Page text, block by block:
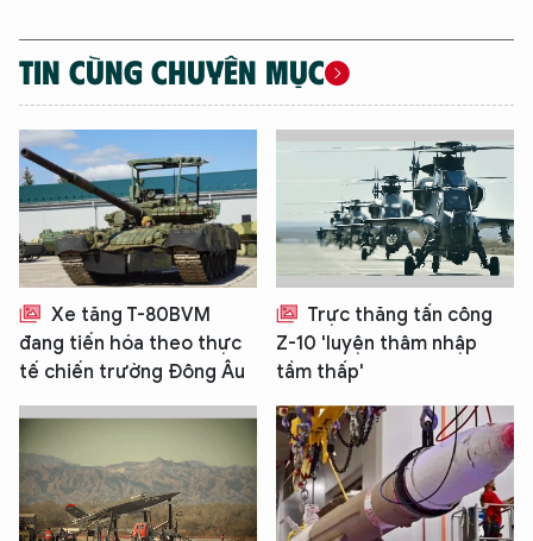
TIN CÙNG CHUYÊN MỤC
Xe tăng T-80BVM
đang tiến hóa theo thực
tế chiến trường Đông Âu
Trực thăng tấn công
Z-10 'luyện thâm nhập
tầm thấp'